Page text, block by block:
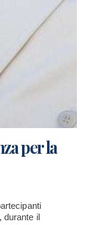
per la
durante il